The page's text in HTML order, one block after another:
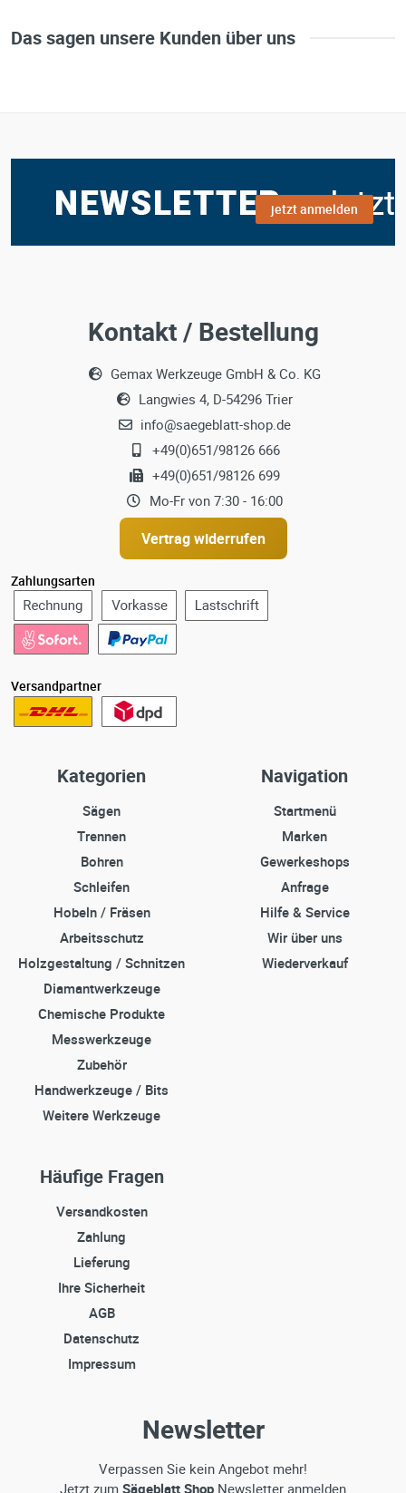
Das sagen unsere Kunden über uns
jetzt anmelden
Kontakt / Bestellung
Gemax Werkzeuge GmbH & Co. KG
Langwies 4, D-54296 Trier
info@saegeblatt-shop.de
+49(0)651/98126 666
+49(0)651/98126 699
Mo-Fr von 7:30 - 16:00
Vertrag widerrufen
Zahlungsarten
Versandpartner
Kategorien
Sägen
Trennen
Bohren
Schleifen
Hobeln / Fräsen
Arbeitsschutz
Holzgestaltung / Schnitzen
Diamantwerkzeuge
Chemische Produkte
Messwerkzeuge
Zubehör
Handwerkzeuge / Bits
Weitere Werkzeuge
Navigation
Startmenü
Marken
Gewerkeshops
Anfrage
Hilfe & Service
Wir über uns
Wiederverkauf
Häufige Fragen
Versandkosten
Zahlung
Lieferung
Ihre Sicherheit
AGB
Datenschutz
Impressum
Newsletter
Verpassen Sie kein Angebot mehr!
Jetzt zum Sägeblatt Shop Newsletter anmelden